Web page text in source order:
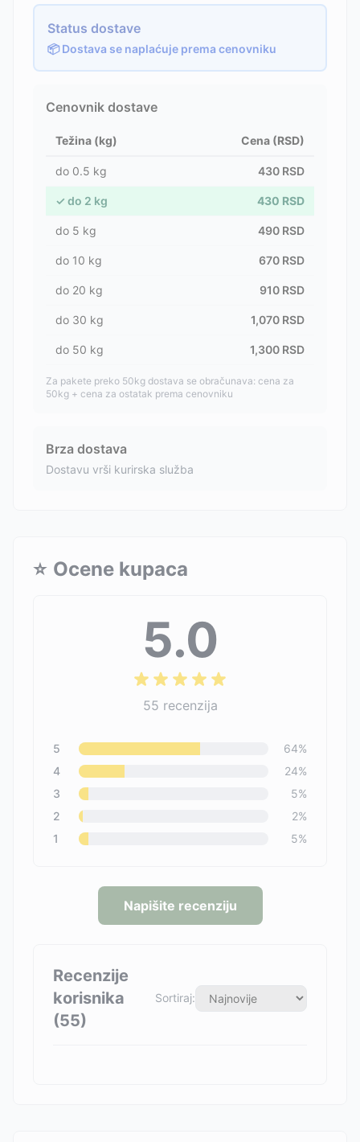
Status dostave
📦 Dostava se naplaćuje prema cenovniku
Cenovnik dostave
Težina (kg) Cena (RSD)
do 0.5 kg 430 RSD
✓ do 2 kg 430 RSD
do 5 kg 490 RSD
do 10 kg 670 RSD
do 20 kg 910 RSD
do 30 kg 1,070 RSD
do 50 kg 1,300 RSD
Za pakete preko 50kg dostava se obračunava: cena za
50kg + cena za ostatak prema cenovniku
Brza dostava
Dostavu vrši kurirska služba
⭐ Ocene kupaca
5.0
55 recenzija
5 64%
4
24%
3
5%
2
2%
1
5%
Napišite recenziju
Recenzije
korisnika
(55)
Sortiraj: